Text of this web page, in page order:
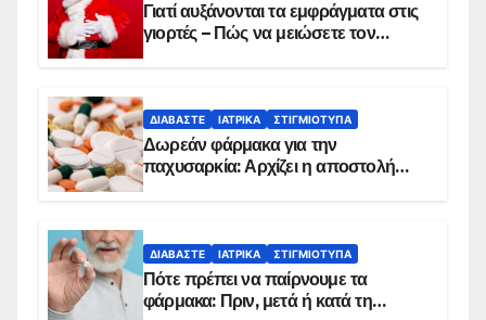
Γιατί αυξάνονται τα εμφράγματα στις
γιορτές – Πώς να μειώσετε τον
ΔΙΑΒΆΣΤΕ ΙΑΤΡΙΚΆ ΣΤΙΓΜΙΌΤΥΠΑ
Δωρεάν φάρμακα για την
παχυσαρκία: Αρχίζει η αποστολή
ΔΙΑΒΆΣΤΕ ΙΑΤΡΙΚΆ ΣΤΙΓΜΙΌΤΥΠΑ
Πότε πρέπει να παίρνουμε τα
φάρμακα: Πριν, μετά ή κατά τη